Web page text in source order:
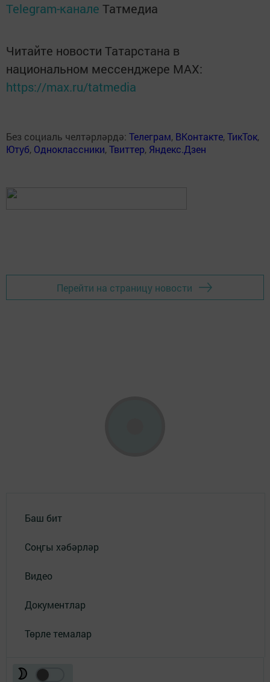
Telegram-канале Татмедиа
Читайте новости Татарстана в
национальном мессенджере MАХ:
https://max.ru/tatmedia
Без социаль челтәрләрдә: Телеграм, ВКонтакте,ТикТок,
Ютуб, Одноклассники,Твиттер, Яндекс.Дзен
Перейти на страницу новости
Баш бит
Соңгы хәбәрләр
Видео
Документлар
Төрле темалар